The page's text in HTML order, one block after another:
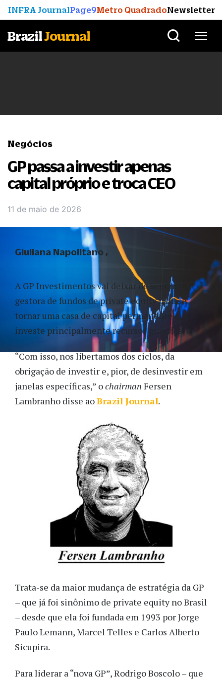
INFRA JournalPage9Metro QuadradoNewsletter
BrazilJournal
Negócios
GP passa a investir apenas
capital próprio e troca CEO
11 de maio de 2026
A GP Investimentos vai deixar de ser uma
gestora de fundos de private equity para se
tornar uma casa de capital permanente que
investe principalmente recursos próprios.
“Com isso, nos libertamos dos ciclos, da
obrigação de investir e, pior, de desinvestir em
janelas específicas,” ochairman Fersen
Lambranho disse aoBrazil Journal.
Trata-se da maior mudança de estratégia da GP
– que já foi sinônimo de private equity no Brasil
– desde que ela foi fundada em 1993 por Jorge
Paulo Lemann, Marcel Telles e Carlos Alberto
Sicupira.
Para liderar a “nova GP”, Rodrigo Boscolo – que
Giuliana Napolitano